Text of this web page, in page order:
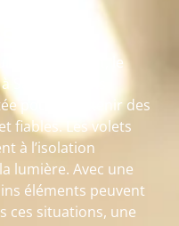
de l’habitat, le
Mariens
pour maintenir des
fiables. Les volets
à l’isolation
lumière. Avec une
éléments peuvent
ces situations, une